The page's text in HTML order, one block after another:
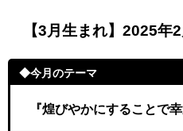
【3月生まれ】2025年
◆今月のテーマ
『煌びやかにすることで